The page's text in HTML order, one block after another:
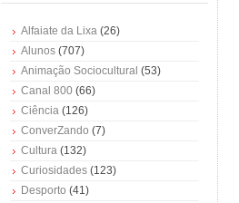
Alfaiate da Lixa (26)
Alunos (707)
Animação Sociocultural (53)
Canal 800 (66)
Ciência (126)
ConverZando (7)
Cultura (132)
Curiosidades (123)
Desporto (41)